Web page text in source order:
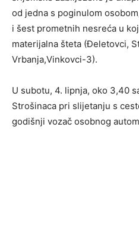
od jedna s poginulom
i šest prometnih nesreća u
materijalna šteta (Đeletovci,
Vrbanja,Vinkovci-3).
U subotu, 4. lipnja, oko 3,40
Strošinaca pri slijetanju s
godišnji vozač osobnog